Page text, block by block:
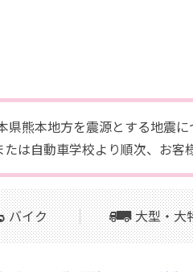
県熊本地方を震源とする地震
は自動車学校より順次、お客
バイク 大型・大